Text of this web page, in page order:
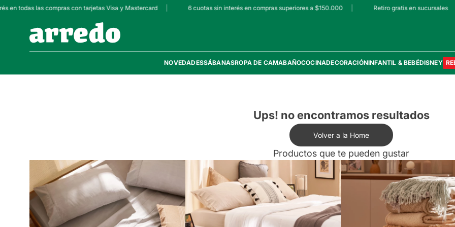
en todas las compras con tarjetas Visa y Mastercard 6 cuotas sin interés en compras superiores a $150.000 Retiro gratis en sucursales
NOVEDADESSÁBANASROPA DE CAMABAÑOCOCINADECORACIÓNINFANTIL & BEBÉDISNEY
Ups! no encontramos resultados
Volver a la Home
Productos que te pueden gustar